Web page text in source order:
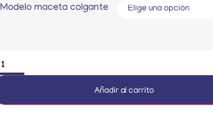
Modelo maceta colgante
Añadir al carrito